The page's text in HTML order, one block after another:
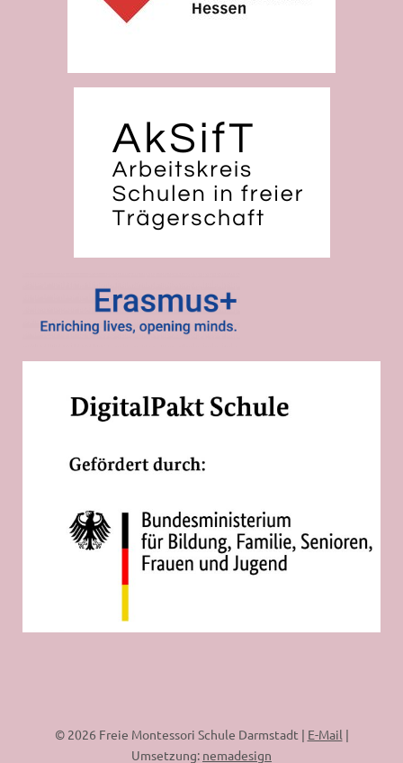
© 2026 Freie Montessori Schule Darmstadt | E-Mail |
Umsetzung: nemadesign